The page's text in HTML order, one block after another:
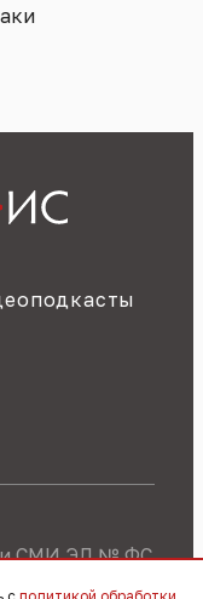
СМИ ЭЛ № ФС